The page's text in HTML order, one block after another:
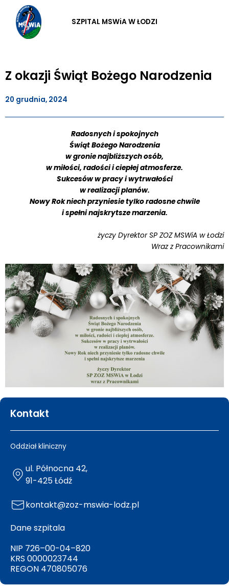
Przejdź
treści
SZPITAL MSWiA W ŁODZI
Z okazji Świąt Bożego Narodzenia
20 grudnia, 2024
Radosnych i spokojnych
Świąt Bożego Narodzenia
w gronie najbliższych osób,
w miłości, radości i ciepłej atmosferze.
Sukcesów w pracy i wytrwałości
w realizacji planów.
Nowy Rok niech przyniesie tylko radosne chwile
i spełni najskrytsze marzenia.
życzy Dyrektor SP ZOZ MSWiA w Łodzi
Wraz z Pracownikami
Kontakt
Oddział kliniczny
ul. Północna 42,
91-425 Łódź
kontakt@zoz-mswia-lodz.pl
Dane szpitala
NIP 726–00-04–820
KRS 0000023744
REGON 470805076